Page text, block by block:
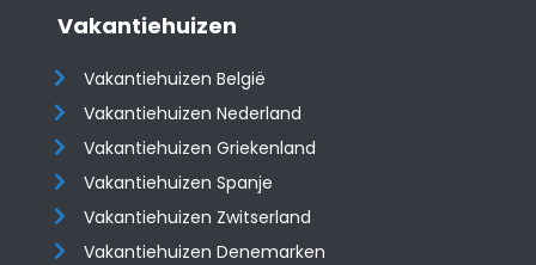
Vakantiehuizen
Vakantiehuizen België
Vakantiehuizen Nederland
Vakantiehuizen Griekenland
Vakantiehuizen Spanje
​​​​​​​Vakantiehuizen Zwitserland
Vakantiehuizen Denemarken